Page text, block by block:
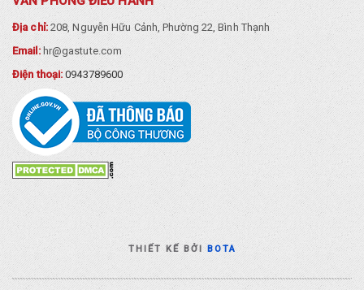
Địa chỉ:208, Nguyễn Hữu Cảnh, Phường 22, Bình Thạnh
Email: hr@gastute.com
Điện thoại:0943789600
THIẾT KẾ BỞIBOTA